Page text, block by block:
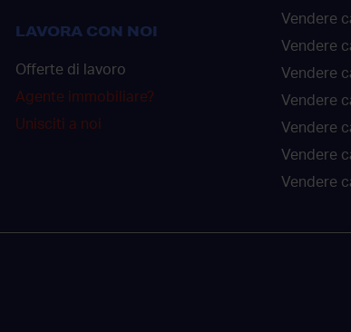
LAVORA CON NOI
Offerte di lavoro
Agente immobiliare?
Unisciti a noi
Vendere
Vendere
Vendere
Vendere
Vendere
Vendere
Vendere